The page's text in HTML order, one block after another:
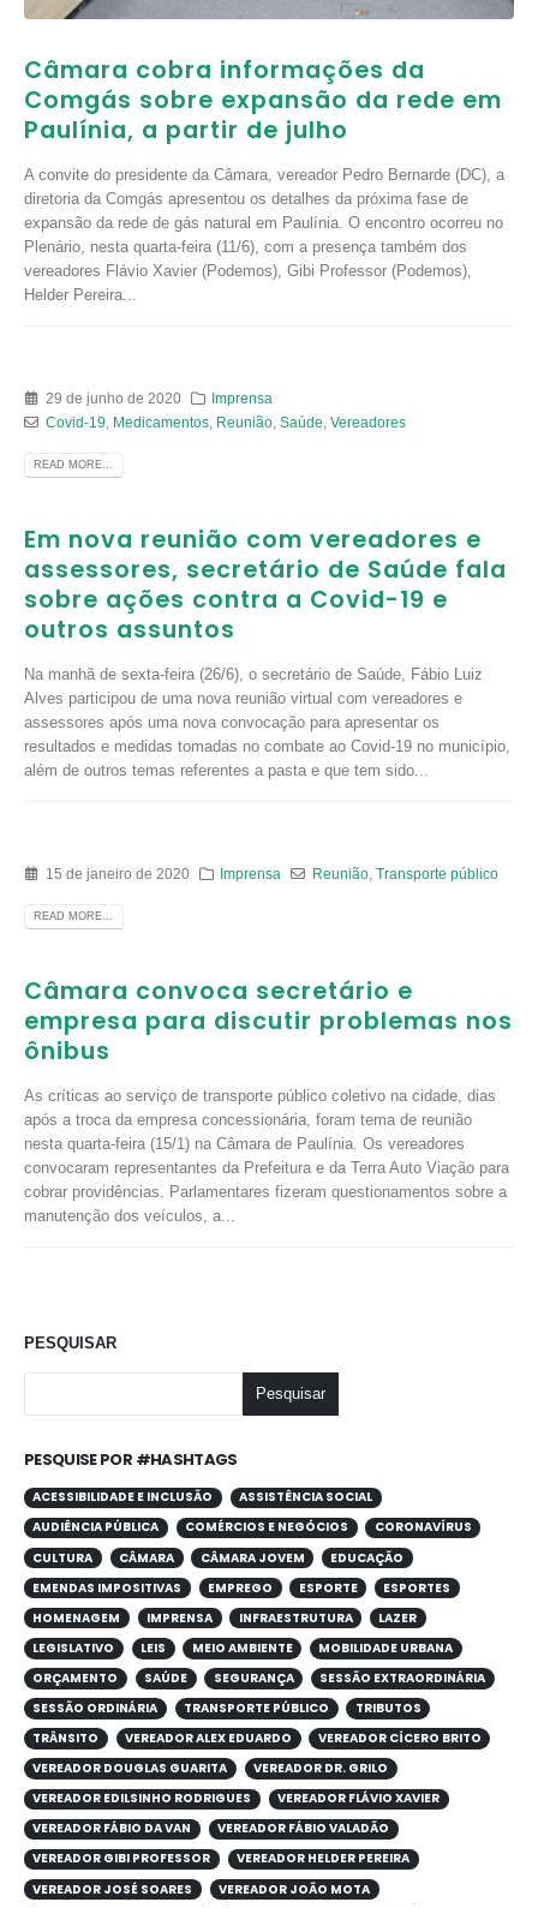
Câmara cobra informações da
Comgás sobre expansão da rede em
Paulínia, a partir de julho
A convite do presidente da Câmara, vereador Pedro Bernarde (DC), a
diretoria da Comgás apresentou os detalhes da próxima fase de
expansão da rede de gás natural em Paulínia. O encontro ocorreu no
Plenário, nesta quarta-feira (11/6), com a presença também dos
vereadores Flávio Xavier (Podemos), Gibi Professor (Podemos),
Helder Pereira...
29 de junho de 2020
Imprensa
Covid-19
Medicamentos, Reunião, Saúde Vereadores
READ MORE...
Em nova reunião com vereadores e
assessores, secretário de Saúde fala
sobre ações contra a Covid-19 e
outros assuntos
Na manhã de sexta-feira (26/6), o secretário de Saúde, Fábio Luiz
Alves participou de uma nova reunião virtual com vereadores e
assessores após uma nova convocação para apresentar os
resultados e medidas tomadas no combate ao Covid-19 no município,
além de outros temas referentes a pasta e que tem sido...
15 de janeiro de 2020 Imprensa Reunião ,Transporte público
READ MORE...
Câmara convoca secretário e
empresa para discutir problemas nos
ônibus
As críticas ao serviço de transporte público coletivo na cidade, dias
após a troca da empresa concessionária, foram tema de reunião
nesta quarta-feira (15/1) na Câmara de Paulínia. Os vereadores
convocaram representantes da Prefeitura e da Terra Auto Viação para
cobrar providências. Parlamentares fizeram questionamentos sobre a
manutenção dos veículos, a...
PESQUISAR
Pesquisar
PESQUISE POR #HASHTAGS
ACESSIBILIDADE E INCLUSÃO
ASSISTÊNCIA SOCIAL
AUDIÊNCIA PÚBLICA
COMÉRCIOS E NEGÓCIOS
CORONAVÍRUS
CULTURA
CÂMARA CÂMARA JOVEM
EDUCAÇÃO
EMENDAS IMPOSITIVAS
EMPREGO ESPORTE
ESPORTES
HOMENAGEM
IMPRENSA INFRAESTRUTURA
LAZER
LEGISLATIVO
LEIS MEIO AMBIENTE
MOBILIDADE URBANA
ORÇAMENTO
SAÚDE SEGURANÇA
SESSÃO EXTRAORDINÁRIA
SESSÃO ORDINÁRIA
TRANSPORTE PÚBLICO
TRIBUTOS
TRÂNSITO
VEREADOR ALEX EDUARDO
VEREADOR CÍCERO BRITO
VEREADOR DOUGLAS GUARITA
VEREADOR DR. GRILO
VEREADOR EDILSINHO RODRIGUES
VEREADOR FLÁVIO XAVIER
VEREADOR FÁBIO DA VAN
VEREADOR FÁBIO VALADÃO
VEREADOR GIBI PROFESSOR
VEREADOR HELDER PEREIRA
VEREADOR JOSÉ SOARES
VEREADOR JOÃO MOTA